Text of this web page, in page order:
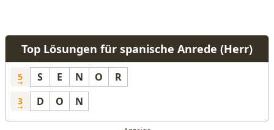
Top Lösungen für spanische Anrede (Herr)
5 S E N O R
3 D O N